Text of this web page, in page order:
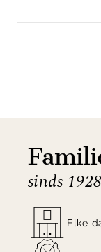
verschillende
schroeven en
sinds 1928
Elke